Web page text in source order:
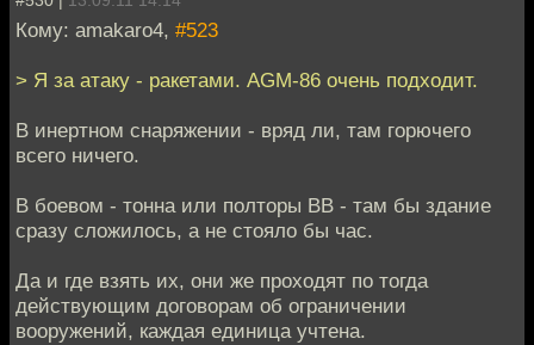
Кому: amakaro4, #523
> Я за атаку - ракетами. AGM-86 очень подходит.
В инертном снаряжении - вряд ли, там горючего
всего ничего.
В боевом - тонна или полторы ВВ - там бы здание
сразу сложилось, а не стояло бы час.
Да и где взять их, они же проходят по тогда
действующим договорам об ограничении
вооружений, каждая единица учтена.